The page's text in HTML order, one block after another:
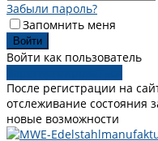
Забыли пароль?
Запомнить меня
Войти как пользователь
После регистрации на
отслеживание состояния
новые возможности